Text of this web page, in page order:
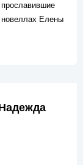
новеллах Елены